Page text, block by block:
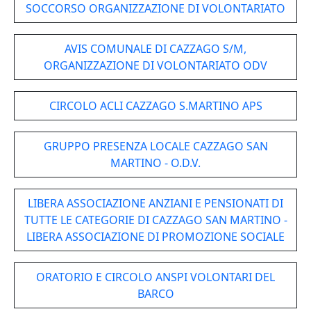
SOCCORSO ORGANIZZAZIONE DI VOLONTARIATO
AVIS COMUNALE DI CAZZAGO S/M,
ORGANIZZAZIONE DI VOLONTARIATO ODV
CIRCOLO ACLI CAZZAGO S.MARTINO APS
GRUPPO PRESENZA LOCALE CAZZAGO SAN
MARTINO - O.D.V.
LIBERA ASSOCIAZIONE ANZIANI E PENSIONATI DI
TUTTE LE CATEGORIE DI CAZZAGO SAN MARTINO -
LIBERA ASSOCIAZIONE DI PROMOZIONE SOCIALE
ORATORIO E CIRCOLO ANSPI VOLONTARI DEL
BARCO